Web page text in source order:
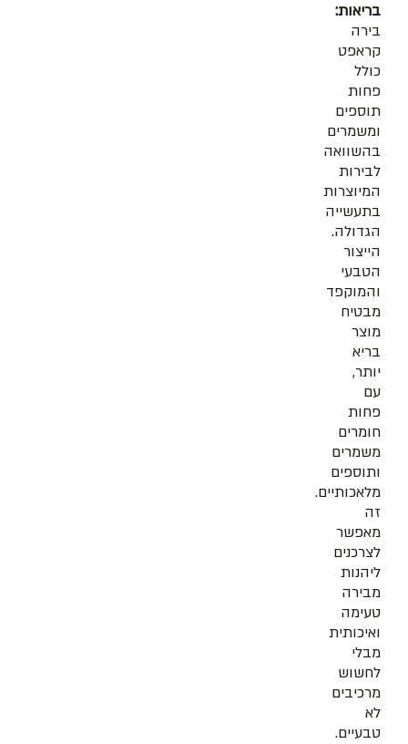
בריאות:
בירה
קראפט
כולל
פחות
תוספים
ומשמרים
בהשוואה
לבירות
המיוצרות
בתעשייה
הגדולה.
הייצור
הטבעי
והמוקפד
מבטיח
מוצר
בריא
יותר,
עם
פחות
חומרים
משמרים
ותוספים
מלאכותיים.
זה
מאפשר
לצרכנים
ליהנות
מבירה
טעימה
ואיכותית
מבלי
לחשוש
מרכיבים
לא
טבעיים.